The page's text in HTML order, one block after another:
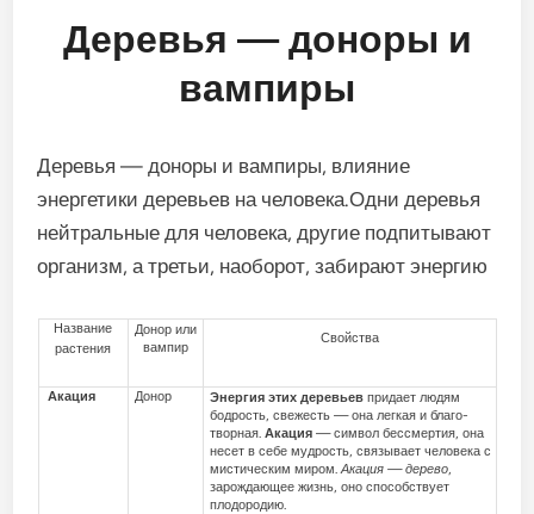
Деревья — доноры и
вампиры
Деревья — доноры и вампиры, влияние
энергетики деревьев на человека.Одни деревья
нейтральные для человека, другие подпитывают
организм, а третьи, наоборот, забирают энергию
Название
растения
Донор или
вампир
Свойства
Акация Донор Энергия этих деревьев придает людям
бодрость, свежесть — она легкая и благо­
творная.Акация — символ бессмертия, она
несет в себе мудрость, связывает чело­века с
мистическим миром.Акация — дерево,
зарождающее жизнь, оно способству­ет
плодородию.